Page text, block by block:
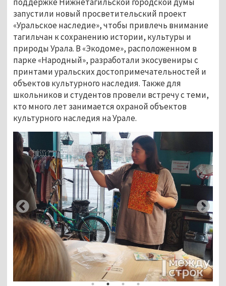
запустили новый просветительский проект
«Уральское наследие», чтобы привлечь внимание
тагильчан к сохранению истории, культуры и
природы Урала. В «Экодоме», расположенном в
парке «Народный», разработали экосувениры с
принтами уральских достопримечательностей и
объектов культурного наследия. Также для
школьников и студентов провели встречу с теми,
кто много лет занимается охраной объектов
культурного наследия на Урале.